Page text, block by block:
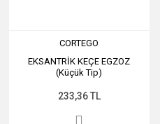
CORTEGO
EKSANTRİK KEÇE EGZOZ
(Küçük Tip)
233,36 TL